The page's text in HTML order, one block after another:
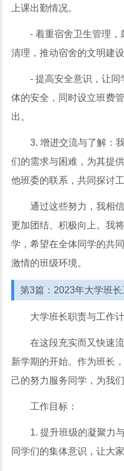
上课出勤情况。
- 着重宿舍卫生管理
清理，推动宿舍的文明建设
- 提高安全意识，让
体的安全，同时设立班费
出。
3. 增进交流与了解：
们的需求与困难，为其提
他班委的联系，共同探讨
通过这些努力，我相
更加团结、积极向上。我
学，希望在全体同学的共
激情的班级环境。
第3篇：2023年大学班
大学班长职责与工作
在这段充实而又快速
新学期的开始。作为班长
己的努力服务同学，为我
工作目标：
1. 提升班级的凝聚力
同学们的集体意识，让大